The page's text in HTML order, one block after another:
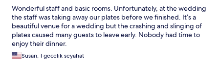
Wonderful staff and basic rooms. Unfortunately, at the wedding
the staff was taking away our plates before we finished. It’s a
beautiful venue for a wedding but the crashing and slinging of
plates caused many guests to leave early. Nobody had time to
enjoy their dinner.
Susan, 1 gecelik seyahat